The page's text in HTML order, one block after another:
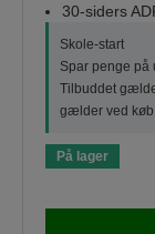
30-siders
Skole-start
Spar penge på
Tilbuddet
gælder ved køb
På lager